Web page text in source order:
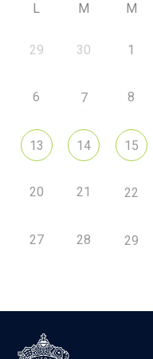
L M M
29 30 1
6 7 8
13 14 15
20 21 22
27 28 29